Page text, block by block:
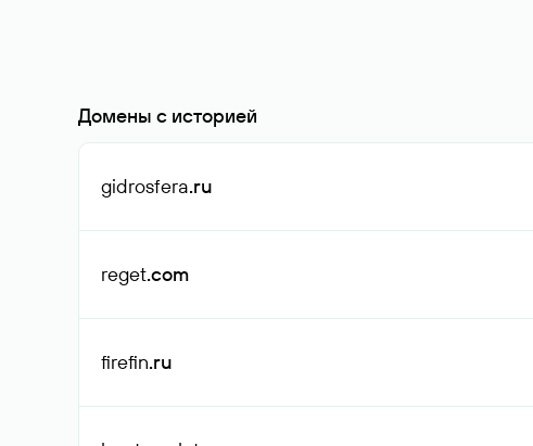
Домены с историей
gidrosfera.ru
reget.com
firefin.ru